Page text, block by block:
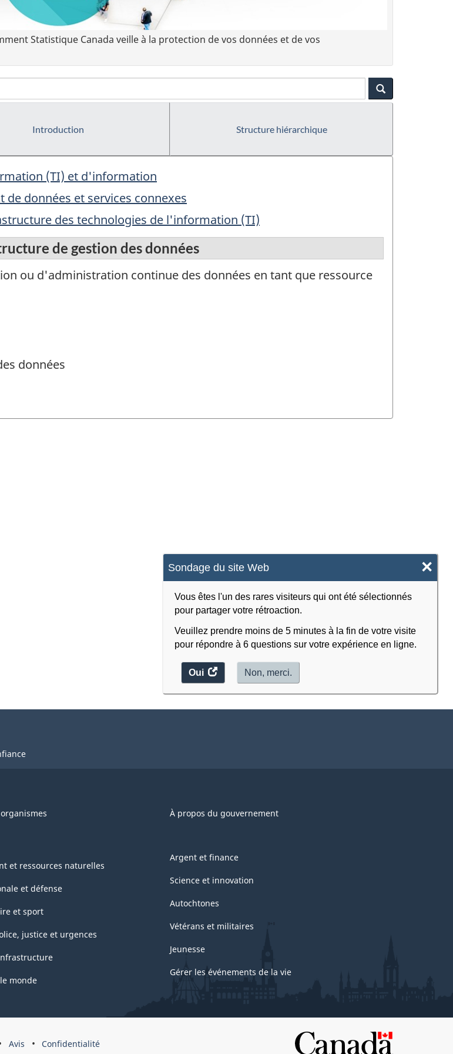
Sondage du site Web ×
Vous êtes l'un des rares visiteurs qui ont été sélectionnés
pour partager votre rétroaction.
Veuillez prendre moins de 5 minutes à la fin de votre visite
pour répondre à 6 questions sur votre expérience en ligne.
Oui
accéder
au
Non, merci.
Statistique Canada veille à la protection de vos données et de vos
Introduction Structure hiérarchique
(TI) et d'information
données et services connexes
des technologies de l'information (TI)
de gestion des données
ou d'administration continue des données en tant que ressource
données
À propos du gouvernement
et ressources naturelles
et défense
et sport
justice et urgences
monde
Argent et finance
Science et innovation
Autochtones
Vétérans et militaires
Jeunesse
Gérer les événements de la vie
Avis Confidentialité